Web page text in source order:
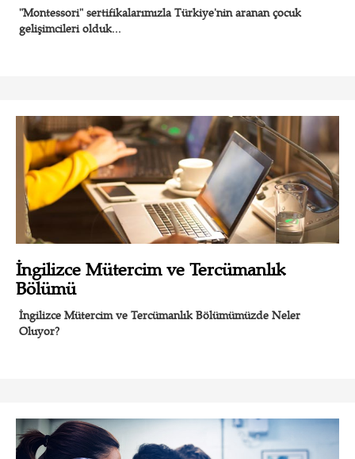
"Montessori" sertifikalarımızla Türkiye'nin aranan çocuk
gelişimcileri olduk...
İngilizce Mütercim ve Tercümanlık
Bölümü
İngilizce Mütercim ve Tercümanlık Bölümümüzde Neler
Oluyor?